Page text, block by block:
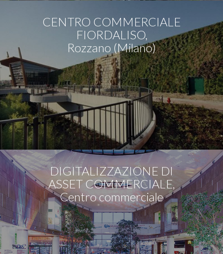
CENTRO COMMERCIALE
FIORDALISO,
Rozzano (Milano)
DIGITALIZZAZIONE DI
ASSET COMMERCIALE,
Centro commerciale